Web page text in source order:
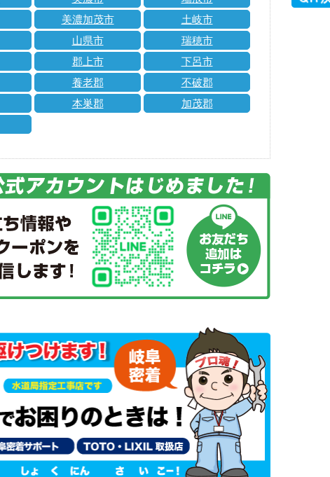
美濃加茂市
土岐市
山県市
瑞穂市
郡上市
下呂市
養老郡
不破郡
本巣郡
加茂郡